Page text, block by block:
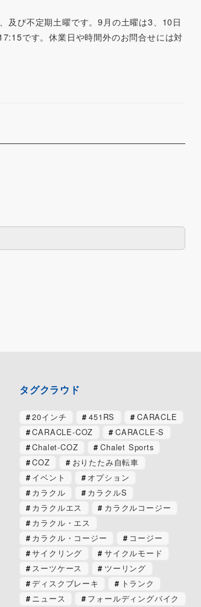
及び不定期土曜です。9月の土曜は3、10日
です。休業日や時間外のお問合せには対
タグクラウド
20インチ 451RS
CARACLE
CARACLE-COZ
CARACLE-S
Chalet-COZ
Chalet Sports
COZ
おりたたみ自転車
イベント
オプション
カラクル
カラクルS
カラクルエス
カラクルコージー
カラクル・エス
カラクル・コージー
コージー
サイクリング
サイクルモード
スーツケース
ツーリング
ディスクブレーキ
トランク
ニュース
フォールディングバイク